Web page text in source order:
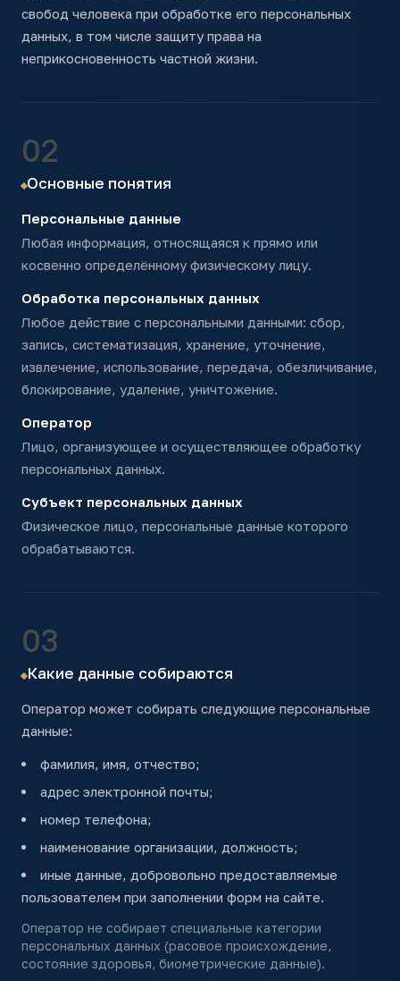
свобод человека при обработке его персональных
данных, в том числе защиту права на
неприкосновенность частной жизни.
02
Основные понятия
Персональные данные
Любая информация, относящаяся к прямо или
косвенно определённому физическому лицу.
Обработка персональных данных
Любое действие с персональными данными: сбор,
запись, систематизация, хранение, уточнение,
извлечение, использование, передача, обезличивание,
блокирование, удаление, уничтожение.
Оператор
Лицо, организующее и осуществляющее обработку
персональных данных.
Субъект персональных данных
Физическое лицо, персональные данные которого
обрабатываются.
03
Какие данные собираются
Оператор может собирать следующие персональные
данные:
фамилия, имя, отчество;
адрес электронной почты;
номер телефона;
наименование организации, должность;
иные данные, добровольно предоставляемые
пользователем при заполнении форм на сайте.
Оператор не собирает специальные категории
персональных данных (расовое происхождение,
состояние здоровья, биометрические данные).